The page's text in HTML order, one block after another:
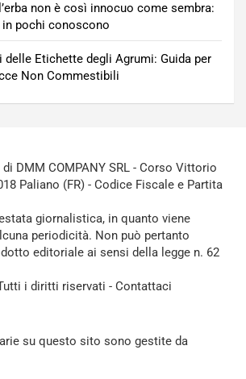
non è così innocuo come sembra:
pochi conoscono
delle Etichette degli Agrumi: Guida per
Non Commestibili
DMM COMPANY SRL - Corso Vittorio
Paliano (FR) - Codice Fiscale e Partita
giornalistica, in quanto viene
periodicità. Non può pertanto
editoriale ai sensi della legge n. 62
i diritti riservati - Contattaci
su questo sito sono gestite da